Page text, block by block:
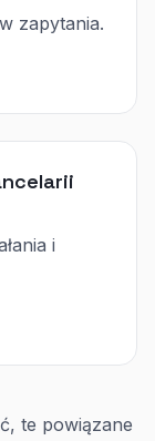
zapytania.
i
te powiązane